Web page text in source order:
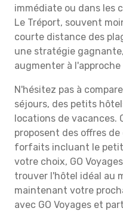
immédiate ou dans les
Le Tréport, souvent
courte distance des
une stratégie
augmenter à
N'hésitez pas à
séjours, des petits
locations de vacances.
proposent des offres
forfaits incluant le
votre choix, GO
trouver l'hôtel idéal au
maintenant votre
avec GO Voyages et